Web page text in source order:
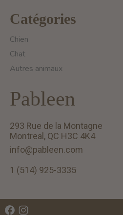
Catégories
Chien
Chat
Autres animaux
Pableen
293 Rue de la Montagne
Montreal, QC H3C 4K4
info@pableen.com
1 (514) 925-3335